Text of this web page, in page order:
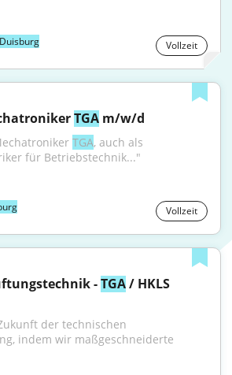
Duisburg Vollzeit
TGA m/w/d
TGA, auch als
für Betriebstechnik..."
Vollzeit
- TGA / HKLS
der technischen
indem wir maßgeschneiderte